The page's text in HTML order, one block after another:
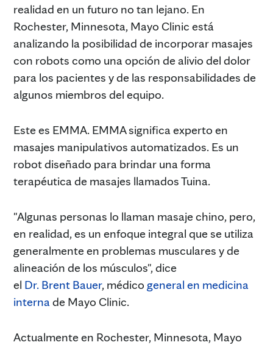
realidad en un futuro no tan lejano. En
Rochester, Minnesota, Mayo Clinic está
analizando la posibilidad de incorporar masajes
con robots como una opción de alivio del dolor
para los pacientes y de las responsabilidades de
algunos miembros del equipo.
Este es EMMA. EMMA significa experto en
masajes manipulativos automatizados. Es un
robot diseñado para brindar una forma
terapéutica de masajes llamados Tuina.
"Algunas personas lo llaman masaje chino, pero,
en realidad, es un enfoque integral que se utiliza
generalmente en problemas musculares y de
alineación de los músculos", dice
el Dr. Brent Bauer, médico general en medicina
internade Mayo Clinic.
Actualmente en Rochester, Minnesota, Mayo